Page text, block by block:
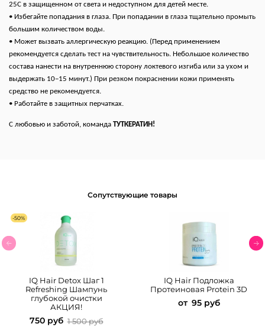
25С в защищенном от света и недоступном для детей месте.
• Избегайте попадания в глаза. При попадании в глаза тщательно промыть
большим количеством воды.
• Может вызвать аллергическую реакцию. (Перед применением
рекомендуется сделать тест на чувствительность. Небольшое количество
состава нанести на внутреннюю сторону локтевого изгиба или за ухом и
выдержать 10−15 минут.) При резком покраснении кожи применять
средство не рекомендуется.
• Работайте в защитных перчатках.
С любовью и заботой, команда ТУТКЕРАТИН!
Сопутствующие товары
-50%
IQ Hair Detox Шаг 1
Refreshing Шампунь
глубокой очистки
АКЦИЯ!
750 руб 1 500 руб
IQ Hair Подложка
Протеиновая Protein 3D
от 95 руб